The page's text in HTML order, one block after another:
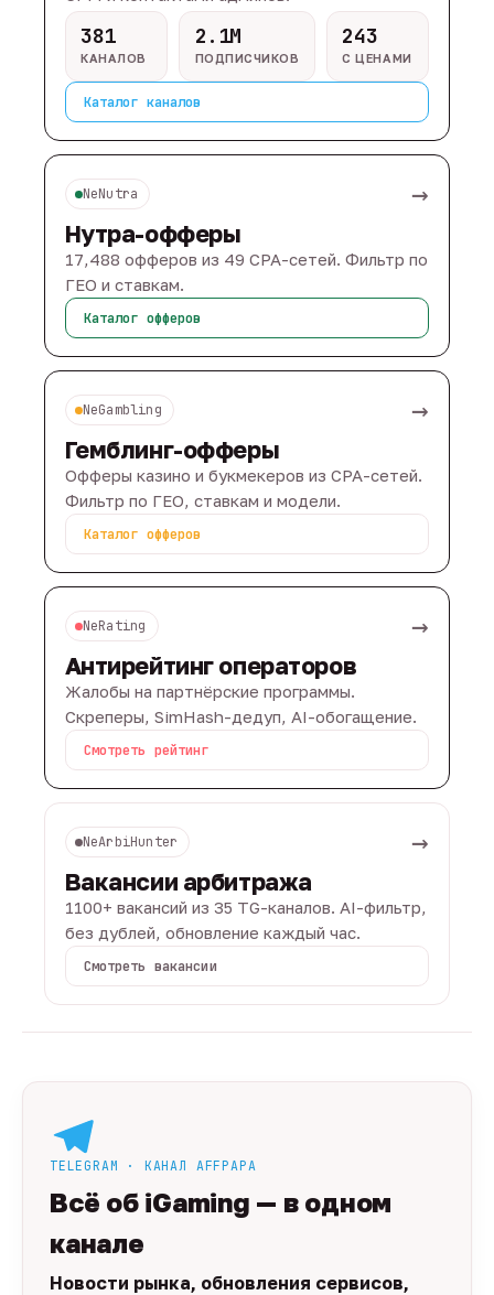
381
КАНАЛОВ
2.1M
ПОДПИСЧИКОВ
243
С ЦЕНАМИ
Каталог каналов
NeNutra →
Нутра-офферы
17,488 офферов из 49 CPA-сетей. Фильтр по
ГЕО и ставкам.
Каталог офферов
NeGambling →
Гемблинг-офферы
Офферы казино и букмекеров из CPA-сетей.
Фильтр по ГЕО, ставкам и модели.
Каталог офферов
NeRating →
Антирейтинг операторов
Жалобы на партнёрские программы.
Скреперы, SimHash-дедуп, AI-обогащение.
Смотреть рейтинг
NeArbiHunter →
Вакансии арбитража
1100+ вакансий из 35 TG-каналов. AI-фильтр,
без дублей, обновление каждый час.
Смотреть вакансии
TELEGRAM · КАНАЛ AFFPAPA
Всё об iGaming — в одном
канале
Новости рынка, обновления сервисов,